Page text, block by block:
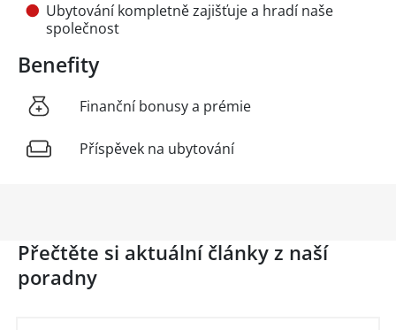
Ubytování kompletně zajišťuje a hradí naše
společnost
Benefity
Finanční bonusy a prémie
Příspěvek na ubytování
Přečtěte si aktuální články z naší
poradny